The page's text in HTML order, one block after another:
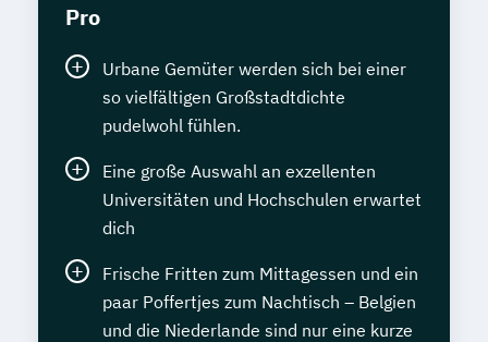
Pro
Urbane Gemüter werden sich bei einer
so vielfältigen Großstadtdichte
pudelwohl fühlen.
Eine große Auswahl an exzellenten
Universitäten und Hochschulen erwartet
dich
Frische Fritten zum Mittagessen und ein
paar Poffertjes zum Nachtisch – Belgien
und die Niederlande sind nur eine kurze